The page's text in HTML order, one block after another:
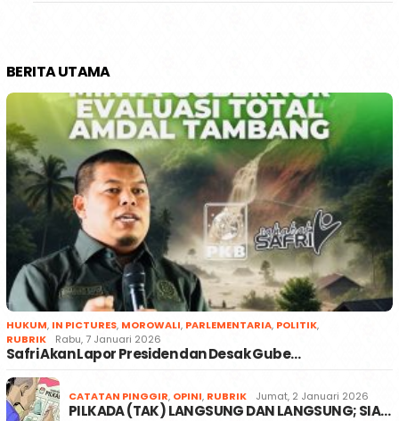
BERITA UTAMA
HUKUM, IN PICTURES, MOROWALI, PARLEMENTARIA, POLITIK,
RUBRIK
Rabu, 7 Januari 2026
Safri Akan Lapor Presiden dan Desak Gube…
CATATAN PINGGIR, OPINI, RUBRIK Jumat, 2 Januari 2026
PILKADA (TAK) LANGSUNG DAN LANGSUNG; SIA…